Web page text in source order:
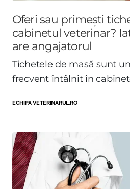
Oferi sau primești
cabinetul veterinar?
are angajatorul
Tichetele de masă sunt
frecvent întâlnit în
ECHIPA VETERINARUL.RO